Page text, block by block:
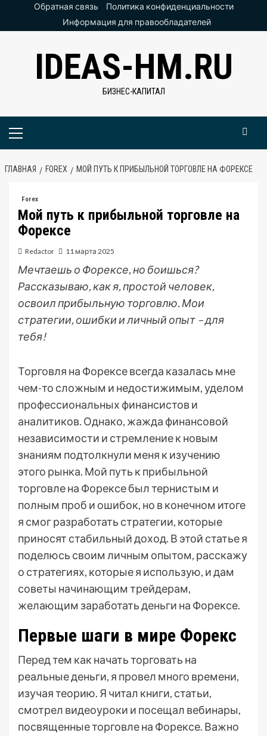
ПерейтиОбратная связь
Политика конфиденциальности
Информация для правообладателей
IDEAS-HM.RU
БИЗНЕС-КАПИТАЛ
Основное
ГЛАВНАЯ FOREX МОЙ ПУТЬ К ПРИБЫЛЬНОЙ ТОРГОВЛЕ НА ФОРЕКСЕ
Forex
Мой путь к прибыльной торговле на
Форексе
Redactor 11 марта 2025
Мечтаешь о Форексе, но боишься?
Рассказываю, как я, простой человек,
освоил прибыльную торговлю. Мои
стратегии, ошибки и личный опыт – для
тебя!
Торговля на Форексе всегда казалась мне
чем-то сложным и недостижимым, уделом
профессиональных финансистов и
аналитиков. Однако, жажда финансовой
независимости и стремление к новым
знаниям подтолкнули меня к изучению
этого рынка. Мой путь к прибыльной
торговле на Форексе был тернистым и
полным проб и ошибок, но в конечном итоге
я смог разработать стратегии, которые
приносят стабильный доход. В этой статье я
поделюсь своим личным опытом, расскажу
о стратегиях, которые я использую, и дам
советы начинающим трейдерам,
желающим заработать деньги на Форексе.
Первые шаги в мире Форекс
Перед тем как начать торговать на
реальные деньги, я провел много времени,
изучая теорию. Я читал книги, статьи,
смотрел видеоуроки и посещал вебинары,
посвященные торговле на Форексе. Важно